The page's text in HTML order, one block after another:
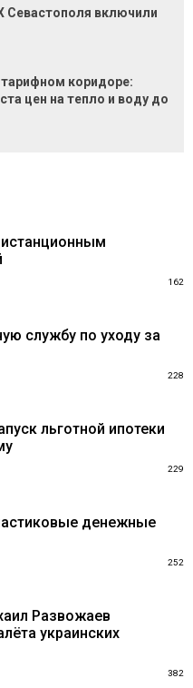
Севастополя включили
коридоре:
цен на тепло и воду до
162
службу по уходу за
228
льготной ипотеки
229
денежные
252
Развожаев
украинских
382